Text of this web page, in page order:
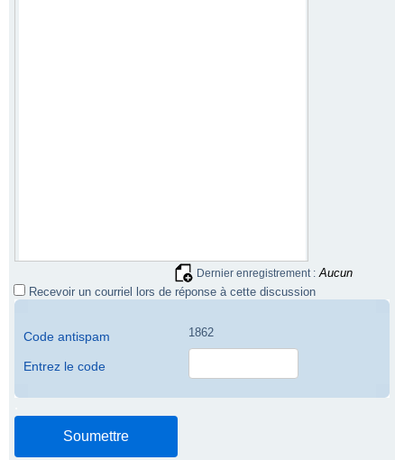
Dernier enregistrement : Aucun
Recevoir un courriel lors de réponse à cette discussion
Code antispam 1862
Entrez le code